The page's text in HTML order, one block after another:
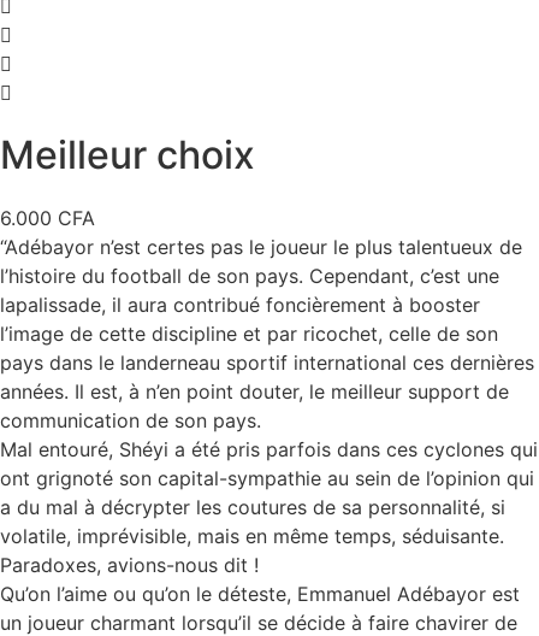
Meilleur choix
6.000 CFA
“Adébayor n’est certes pas le joueur le plus talentueux de
l’histoire du football de son pays. Cependant, c’est une
lapalissade, il aura contribué foncièrement à booster
l’image de cette discipline et par ricochet, celle de son
pays dans le landerneau sportif international ces dernières
années. Il est, à n’en point douter, le meilleur support de
communication de son pays.
Mal entouré, Shéyi a été pris parfois dans ces cyclones qui
ont grignoté son capital-sympathie au sein de l’opinion qui
a du mal à décrypter les coutures de sa personnalité, si
volatile, imprévisible, mais en même temps, séduisante.
Paradoxes, avions-nous dit !
Qu’on l’aime ou qu’on le déteste, Emmanuel Adébayor est
un joueur charmant lorsqu’il se décide à faire chavirer de